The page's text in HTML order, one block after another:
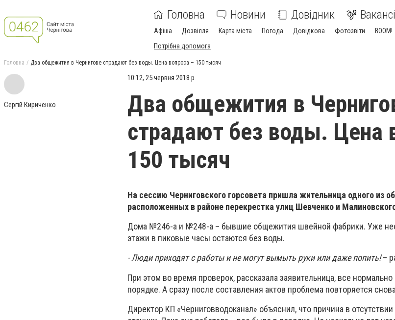
Головна Новини Довідник
Афіша Дозвілля Карта міста Погода Довідкова Фотозвіти BOOM!
Потрібна допомога
Головна Два общежития в Чернигове страдают без воды. Цена вопроса – 150 тысяч
Сергій Кириченко
10:12, 25 червня 2018 р.
Два общежития в
страдают без воды. Цена
150 тысяч
На сессию Черниговского горсовета пришла жительница одного из
расположенных в районе перекрестка улиц Шевченко и
Дома №246-а и №248-а – бывшие общежития швейной фабрики. Уже
этажи в пиковые часы остаются без воды.
- Люди приходят с работы и не могут вымыть руки или даже попить!–
При этом во время проверок, рассказала заявительница, все
порядке. А сразу после составления актов проблема повторяется
Директор КП «Черниговводоканал» объяснил, что причина в